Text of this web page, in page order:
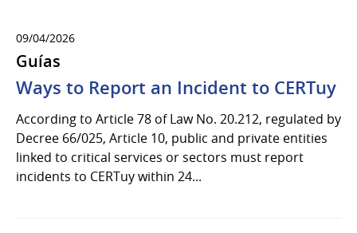
09/04/2026
Guías
Ways to Report an Incident to CERTuy
According to Article 78 of Law No. 20.212, regulated by
Decree 66/025, Article 10, public and private entities
linked to critical services or sectors must report
incidents to CERTuy within 24...